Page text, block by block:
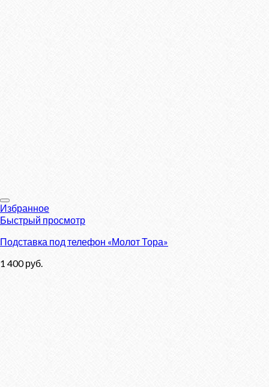
Избранное
Быстрый просмотр
Подставка под телефон «Молот Тора»
1 400руб.